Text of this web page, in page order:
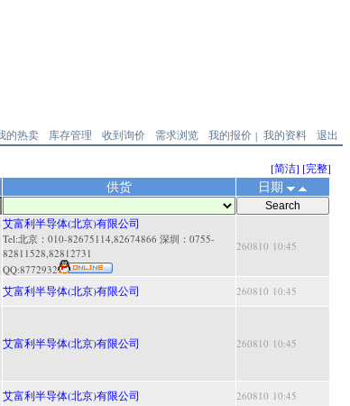
的热卖 库存管理 收到询价 需求浏览 我的报价 | 我的资料 退出
[简洁] [完整]
供货 日期
艾富利半导体(北京)有限公司
Tel:北京：010-82675114,82674866 深圳：0755-
82811528,82812731
QQ:8772932
260810 10:45
艾富利半导体(北京)有限公司 260810 10:45
艾富利半导体(北京)有限公司 260810 10:45
艾富利半导体(北京)有限公司 260810 10:45